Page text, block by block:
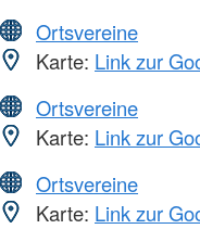
Ortsvereine
Karte: Link zur
Ortsvereine
Karte: Link zur
Ortsvereine
Karte: Link zur